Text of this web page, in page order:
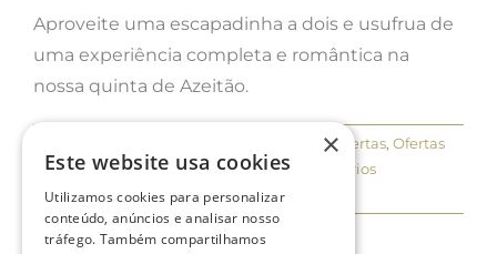
Aproveite uma escapadinha a dois e usufrua de
uma experiência completa e romântica na
nossa quinta de Azeitão.
| Ofertas, Ofertas
Azeitão ,Ofertas Club D'Azeitão | 0 comentários
Ler mais...
×
Este website usa cookies
Utilizamos cookies para personalizar
conteúdo, anúncios e analisar nosso
tráfego. Também compartilhamos